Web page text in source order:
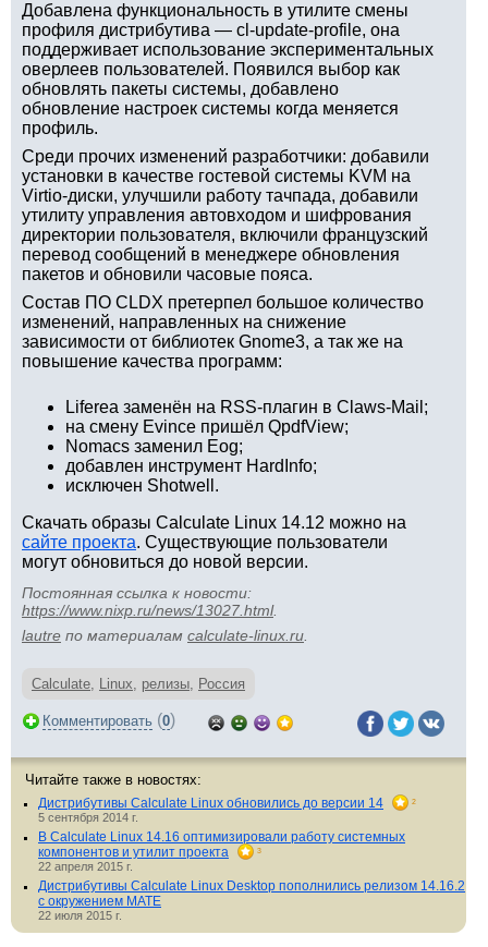
Добавлена функциональность в утилите смены
профиля дистрибутива — cl-update-profile, она
поддерживает использование экспериментальных
оверлеев пользователей. Появился выбор как
обновлять пакеты системы, добавлено
обновление настроек системы когда меняется
профиль.
Среди прочих изменений разработчики: добавили
установки в качестве гостевой системы KVM на
Virtio-диски, улучшили работу тачпада, добавили
утилиту управления автовходом и шифрования
директории пользователя, включили французский
перевод сообщений в менеджере обновления
пакетов и обновили часовые пояса.
Состав ПО CLDX претерпел большое количество
изменений, направленных на снижение
зависимости от библиотек Gnome3, а так же на
повышение качества программ:
Liferea заменён на RSS-плагин в Claws-Mail;
на смену Evince пришёл QpdfView;
Nomacs заменил Eog;
добавлен инструмент HardInfo;
исключен Shotwell.
Скачать образы Calculate Linux 14.12 можно на
сайте проекта. Существующие пользователи
могут обновиться до новой версии.
Постоянная ссылка к новости:
https://www.nixp.ru/news/13027.html.
lautre по материалам calculate-linux.ru
Calculate, Linux, релизы, Россия
Комментировать (0)
Читайте также в новостях:
Дистрибутивы Calculate Linux обновились до версии 14 2
5 сентября 2014 г.
В Calculate Linux 14.16 оптимизировали работу системных
компонентов и утилит проекта
3
22 апреля 2015 г.
Дистрибутивы Calculate Linux Desktop пополнились релизом 14.16.2
с окружением MATE
22 июля 2015 г.